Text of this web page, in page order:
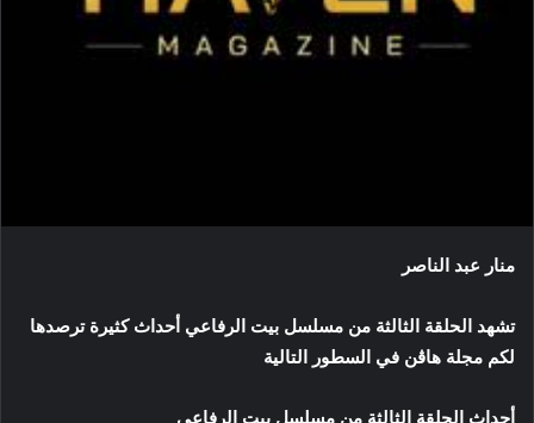
منار عبد الناصر
تشهد الحلقة الثالثة من مسلسل بيت الرفاعي أحداث كثيرة ترصدها
لكم مجلة هاڤن في السطور التالية
أحداث الحلقة الثالثة من مسلسل بيت الرفاعي